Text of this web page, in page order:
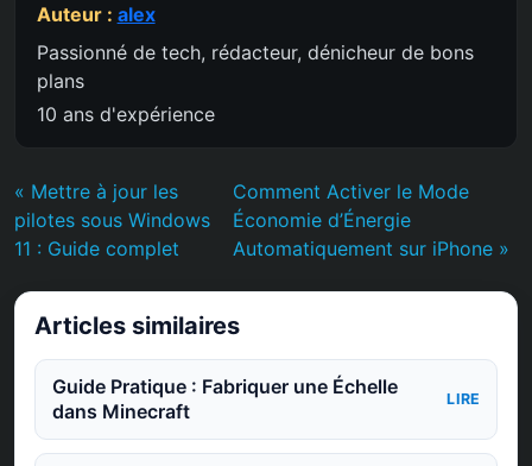
Auteur : alex
Passionné de tech, rédacteur, dénicheur de bons
plans
10 ans d'expérience
« Mettre à jour les
pilotes sous Windows
11 : Guide complet
Comment Activer le Mode
Économie d’Énergie
Automatiquement sur iPhone »
Articles similaires
Guide Pratique : Fabriquer une Échelle
dans Minecraft
LIRE